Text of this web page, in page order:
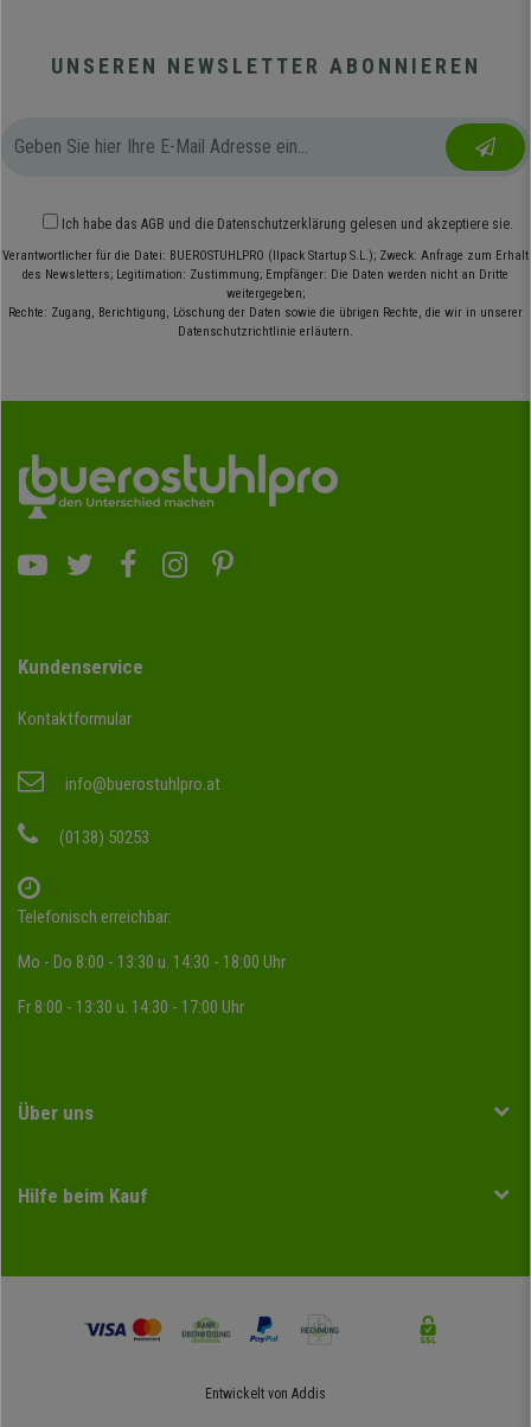
UNSEREN NEWSLETTER ABONNIEREN
Ich habe das AGB und die Datenschutzerklärung gelesen und akzeptiere sie.
Verantwortlicher für die Datei: BUEROSTUHLPRO (Ilpack Startup S.L.); Zweck: Anfrage zum Erhalt
des Newsletters; Legitimation: Zustimmung; Empfänger: Die Daten werden nicht an Dritte
weitergegeben;
Rechte: Zugang, Berichtigung, Löschung der Daten sowie die übrigen Rechte, die wir in unserer
Datenschutzrichtlinie erläutern.
Kundenservice
Kontaktformular
info@buerostuhlpro.at
(0138) 50253
Telefonisch erreichbar:
Mo - Do 8:00 - 13:30 u. 14:30 - 18:00 Uhr
Fr 8:00 - 13:30 u. 14:30 - 17:00 Uhr
Über uns
Hilfe beim Kauf
Entwickelt von Addis